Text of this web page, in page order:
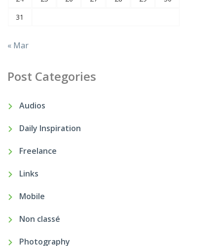
31
« Mar
Post Categories
Audios
Daily Inspiration
Freelance
Links
Mobile
Non classé
Photography